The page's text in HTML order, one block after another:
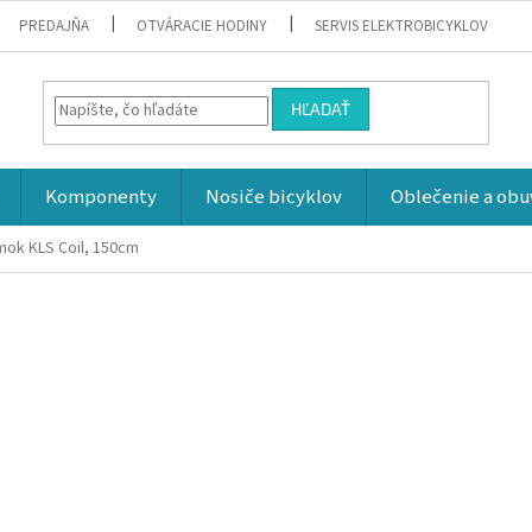
PREDAJŇA OTVÁRACIE HODINY SERVIS ELEKTROBICYKLOV
HĽADAŤ
Komponenty Nosiče bicyklov Oblečenie a
KLS Coil, 150cm